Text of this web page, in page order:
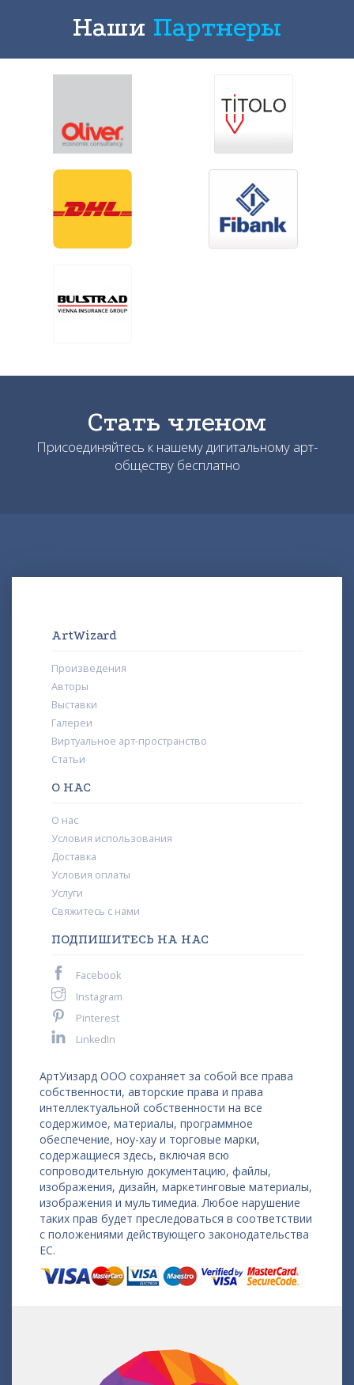
Наши Партнеры
Стать членом
Присоединяйтесь к нашему дигитальному арт-
обществу бесплатно
ArtWizard
Произведения
Авторы
Выставки
Галереи
Виртуальное арт-пространство
Статьи
О НАС
О нас
Условия использования
Доставка
Условия оплаты
Услуги
Свяжитесь с нами
ПОДПИШИТЕСЬ НА НАС
Facebook
Instagram
Pinterest
LinkedIn
АртУизард ООО сохраняет за собой все права
собственности, авторские права и права
интеллектуальной собственности на все
содержимое, материалы, программное
обеспечение, ноу-хау и торговые марки,
содержащиеся здесь, включая всю
сопроводительную документацию, файлы,
изображения, дизайн, маркетинговые материалы,
изображения и мультимедиа. Любое нарушение
таких прав будет преследоваться в соответствии
с положениями действующего законодательства
ЕС.